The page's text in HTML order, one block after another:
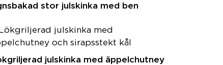
stor julskinka med ben
julskinka med äppelchutney